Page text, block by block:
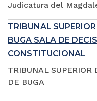
Judicatura del
TRIBUNAL
BUGA SALA DE
CONSTITUCIONAL
TRIBUNAL
DE BUGA